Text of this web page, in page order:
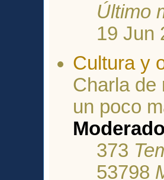
Último
19 Jun
Cultura y
Charla de
un poco
373
53798